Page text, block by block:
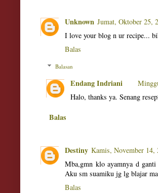
Unknown Jumat, Oktober 25,
I love your blog n ur recipe...
Balas
Balasan
Endang Indriani
Halo, thanks ya. Senang
Balas
Destiny Kamis, November
Mba,gmn klo ayamnya d
Aku sm suamiku jg lg blajar
Balas